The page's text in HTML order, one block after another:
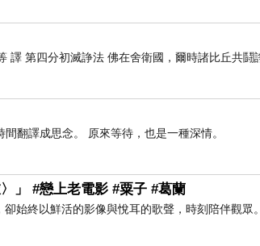
第四分初滅諍法 佛在舍衛國，爾時諸比丘共鬪
翻譯成思念。 原來等待，也是一種深情。
」 #戀上老電影 #粟子 #葛蘭
始終以鮮活的影像與悅耳的歌聲，時刻陪伴觀